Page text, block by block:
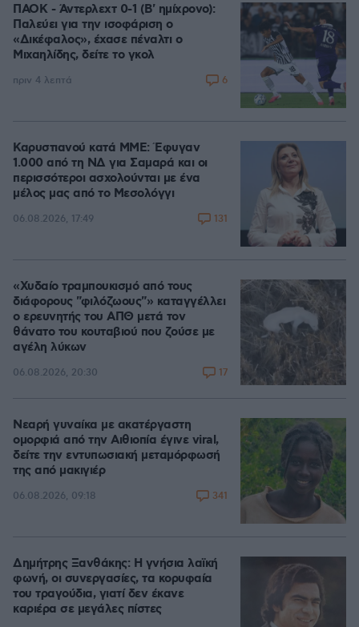
ΠΑΟΚ - Άντερλεχτ 0-1 (Β' ημίχρονο):
Παλεύει για την ισοφάριση ο
«Δικέφαλος», έχασε πέναλτι ο
Μιχαηλίδης, δείτε το γκολ
πριν 4 λεπτά 6
Καρυστιανού κατά ΜΜΕ: Έφυγαν
1.000 από τη ΝΔ για Σαμαρά και οι
περισσότεροι ασχολούνται με ένα
μέλος μας από το Μεσολόγγι
06.08.2026, 17:49 131
«Χυδαίο τραμπουκισμό από τους
διάφορους "φιλόζωους"» καταγγέλλει
ο ερευνητής του ΑΠΘ μετά τον
θάνατο του κουταβιού που ζούσε με
αγέλη λύκων
06.08.2026, 20:30 17
Νεαρή γυναίκα με ακατέργαστη
ομορφιά από την Αιθιοπία έγινε viral,
δείτε την εντυπωσιακή μεταμόρφωσή
της από μακιγιέρ
06.08.2026, 09:18 341
Δημήτρης Ξανθάκης: Η γνήσια λαϊκή
φωνή, οι συνεργασίες, τα κορυφαία
του τραγούδια, γιατί δεν έκανε
καριέρα σε μεγάλες πίστες